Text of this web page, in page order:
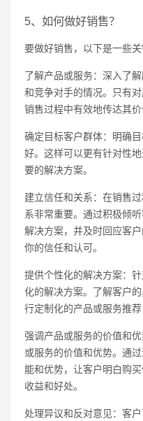
5、如何做好销售？
要做好销售，以下是一些关
了解产品或服务：深入了
和竞争对手的情况。只有
销售过程中有效地传达其价
确定目标客户群体：明确
好。这样可以更有针对性
要的解决方案。
建立信任和关系：在销售
系非常重要。通过积极倾
解决方案，并及时回应客
你的信任和认可。
提供个性化的解决方案：
化的解决方案。了解客户
行定制化的产品或服务推
强调产品或服务的价值和
或服务的价值和优势。通
能和优势，让客户明白购
收益和好处。
处理异议和反对意见：客